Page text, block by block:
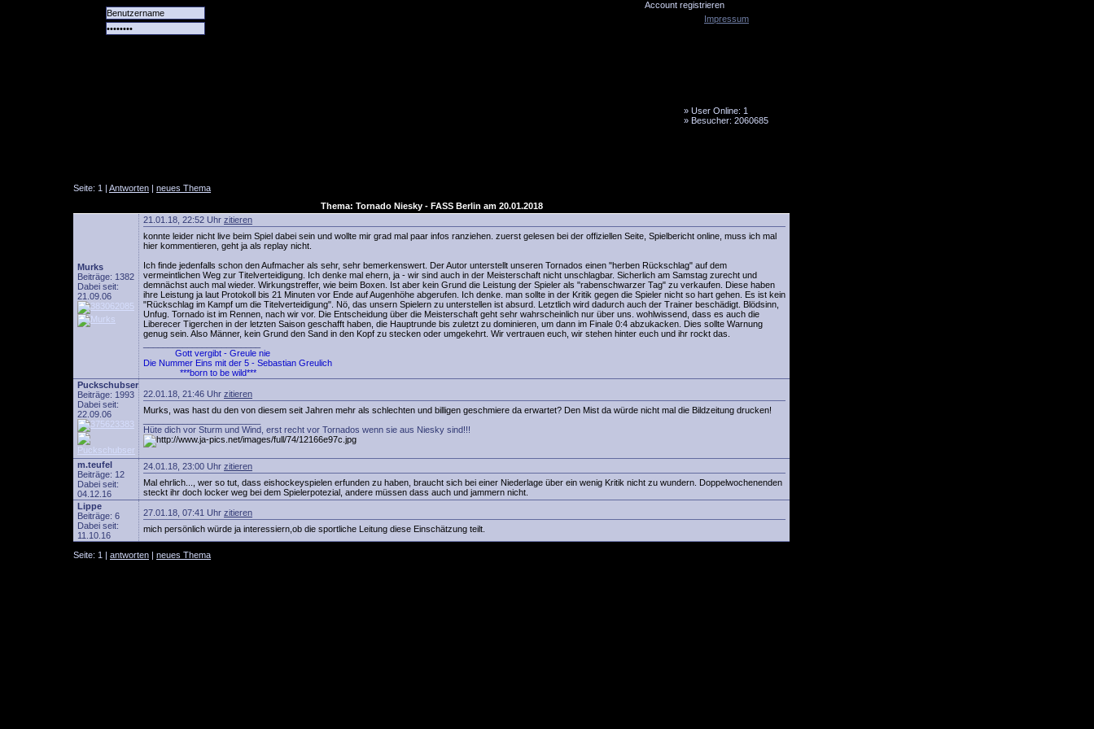
Account registrieren
» User Online: 1
» Besucher: 2060685
Seite: 1 | Antworten | neues Thema
Thema: Tornado Niesky - FASS Berlin am 20.01.2018
Murks
Beiträge: 1382
Dabei seit:
21.09.06
21.01.18, 22:52 Uhr zitieren
konnte leider nicht live beim Spiel dabei sein und wollte mir grad mal paar infos ranziehen. zuerst gelesen bei der offiziellen Seite, Spielbericht online, muss ich mal
hier kommentieren, geht ja als replay nicht.
Ich finde jedenfalls schon den Aufmacher als sehr, sehr bemerkenswert. Der Autor unterstellt unseren Tornados einen "herben Rückschlag" auf dem
vermeintlichen Weg zur Titelverteidigung. Ich denke mal ehern, ja - wir sind auch in der Meisterschaft nicht unschlagbar. Sicherlich am Samstag zurecht und
demnächst auch mal wieder. Wirkungstreffer, wie beim Boxen. Ist aber kein Grund die Leistung der Spieler als "rabenschwarzer Tag" zu verkaufen. Diese haben
ihre Leistung ja laut Protokoll bis 21 Minuten vor Ende auf Augenhöhe abgerufen. Ich denke. man sollte in der Kritik gegen die Spieler nicht so hart gehen. Es ist kein
"Rückschlag im Kampf um die Titelverteidigung". Nö, das unsern Spielern zu unterstellen ist absurd. Letztlich wird dadurch auch der Trainer beschädigt. Blödsinn,
Unfug. Tornado ist im Rennen, nach wir vor. Die Entscheidung über die Meisterschaft geht sehr wahrscheinlich nur über uns. wohlwissend, dass es auch die
Liberecer Tigerchen in der letzten Saison geschafft haben, die Hauptrunde bis zuletzt zu dominieren, um dann im Finale 0:4 abzukacken. Dies sollte Warnung
genug sein. Also Männer, kein Grund den Sand in den Kopf zu stecken oder umgekehrt. Wir vertrauen euch, wir stehen hinter euch und ihr rockt das.
Gott vergibt - Greule nie
Die Nummer Eins mit der 5 - Sebastian Greulich
***born to be wild***
Puckschubser
Beiträge: 1993
Dabei seit:
22.09.06
22.01.18, 21:46 Uhr zitieren
Murks, was hast du den von diesem seit Jahren mehr als schlechten und billigen geschmiere da erwartet? Den Mist da würde nicht mal die Bildzeitung drucken!
Hüte dich vor Sturm und Wind, erst recht vor Tornados wenn sie aus Niesky sind!!!
m.teufel
Beiträge: 12
Dabei seit:
04.12.16
24.01.18, 23:00 Uhr zitieren
Mal ehrlich..., wer so tut, dass eishockeyspielen erfunden zu haben, braucht sich bei einer Niederlage über ein wenig Kritik nicht zu wundern. Doppelwochenenden
steckt ihr doch locker weg bei dem Spielerpotezial, andere müssen dass auch und jammern nicht.
Lippe
Beiträge: 6
Dabei seit:
11.10.16
27.01.18, 07:41 Uhr zitieren
mich persönlich würde ja interessiern,ob die sportliche Leitung diese Einschätzung teilt.
Seite: 1 | antworten | neues Thema
Impressum